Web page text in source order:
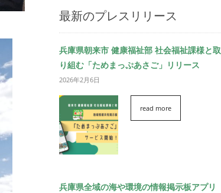
最新のプレスリリース
兵庫県朝来市 健康福祉部 社会福祉課様と取
り組む「ためまっぷあさご」リリース
2026年2月6日
read more
兵庫県全域の海や環境の情報掲示板アプリ